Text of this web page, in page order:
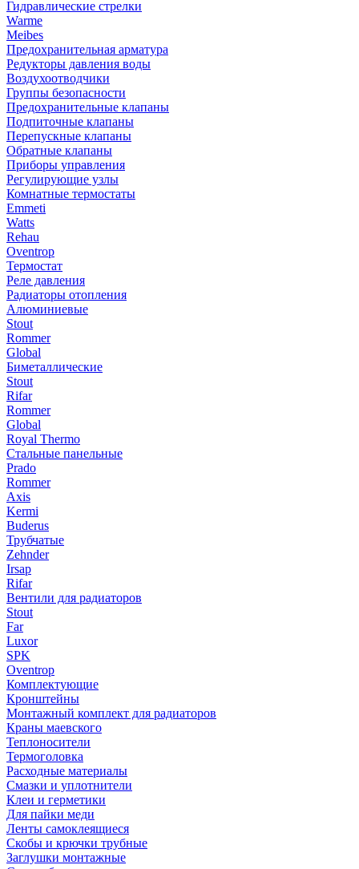
Гидравлические стрелки
Warme
Meibes
Предохранительная арматура
Редукторы давления воды
Воздухоотводчики
Группы безопасности
Предохранительные клапаны
Подпиточные клапаны
Перепускные клапаны
Обратные клапаны
Приборы управления
Регулирующие узлы
Комнатные термостаты
Emmeti
Watts
Rehau
Oventrop
Термостат
Реле давления
Радиаторы отопления
Алюминиевые
Stout
Rommer
Global
Биметаллические
Stout
Rifar
Rommer
Global
Royal Thermo
Стальные панельные
Prado
Rommer
Axis
Kermi
Buderus
Трубчатые
Zehnder
Irsap
Rifar
Вентили для радиаторов
Stout
Far
Luxor
SPK
Oventrop
Комплектующие
Кронштейны
Монтажный комплект для радиаторов
Краны маевского
Теплоносители
Термоголовка
Расходные материалы
Смазки и уплотнители
Клеи и герметики
Для пайки меди
Ленты самоклеящиеся
Скобы и крючки трубные
Заглушки монтажные